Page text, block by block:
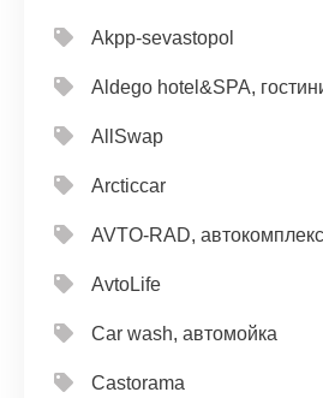
Akpp-sevastopol
Aldego hotel&SPA,
AllSwap
Arcticcar
AVTO-RAD, автокомплекс
AvtoLife
Car wash, автомойка
Castorama